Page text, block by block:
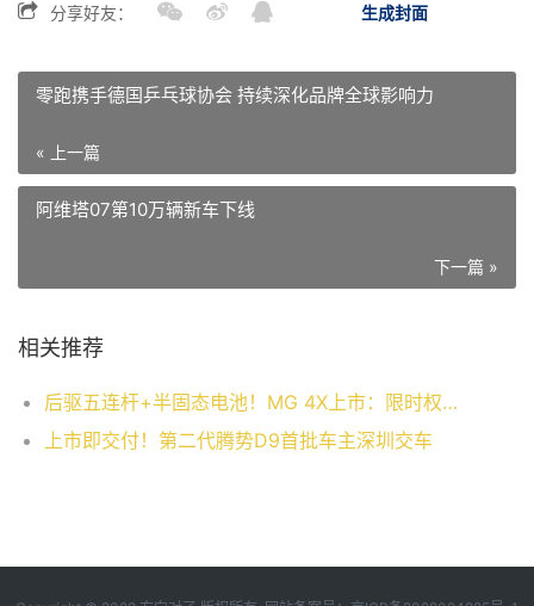
生成封面
分享好友：
零跑携手德国乒乓球协会 持续深化品牌全球影响力
« 上一篇
阿维塔07第10万辆新车下线
下一篇 »
相关推荐
后驱五连杆+半固态电池！MG 4X上市：限时权益价9.28万起
上市即交付！第二代腾势D9首批车主深圳交车